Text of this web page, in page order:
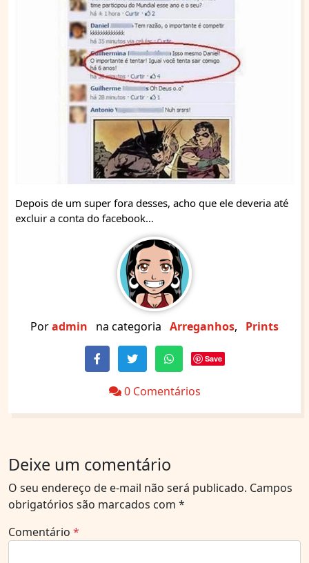
Depois de um super fora desses, acho que ele deveria até
excluir a conta do facebook…
Poradmin na categoria Arreganhos, Prints
Save
0 Comentários
Deixe um comentário
O seu endereço de e-mail não será publicado. Campos
obrigatórios são marcados com *
Comentário *